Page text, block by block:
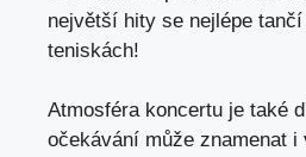
největší hity se nejlépe
teniskách!
Atmosféra koncertu je také
očekávání může znamenat